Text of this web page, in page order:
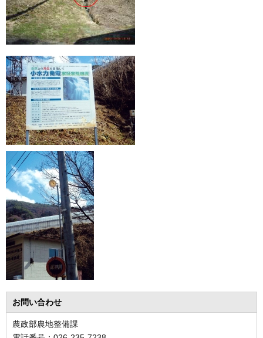
お問い合わせ
農政部農地整備課